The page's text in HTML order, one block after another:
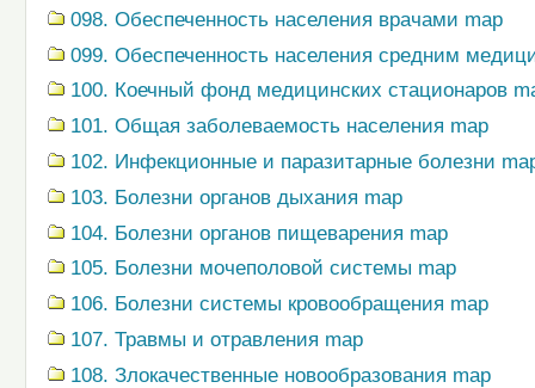
098. Обеспеченность населения врачами map
099. Обеспеченность населения средним
100. Коечный фонд медицинских стационаров
101. Общая заболеваемость населения map
102. Инфекционные и паразитарные болезни
103. Болезни органов дыхания map
104. Болезни органов пищеварения map
105. Болезни мочеполовой системы map
106. Болезни системы кровообращения map
107. Травмы и отравления map
108. Злокачественные новообразования map